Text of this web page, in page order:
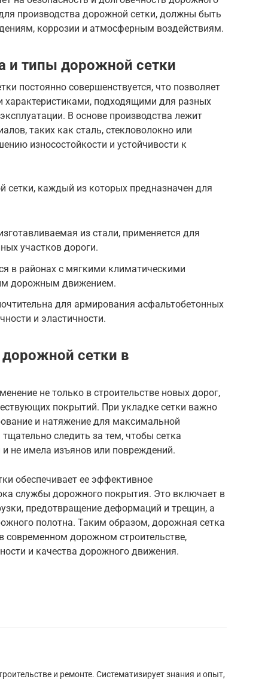
производства дорожной сетки, должны быть
коррозии и атмосферным воздействиям.
и типы дорожной сетки
постоянно совершенствуется, что позволяет
подходящими для разных
В основе производства лежит
таких как сталь, стекловолокно или
износостойкости и устойчивости к
каждый из которых предназначен для
из стали, применяется для
участков дороги.
в районах с мягкими климатическими
дорожным движением.
для армирования асфальтобетонных
и эластичности.
сетки в
не только в строительстве новых дорог,
покрытий. При укладке сетки важно
и натяжение для максимальной
следить за тем, чтобы сетка
не имела изъянов или повреждений.
обеспечивает ее эффективное
службы дорожного покрытия. Это включает в
предотвращение деформаций и трещин, а
полотна. Таким образом, дорожная сетка
дорожном строительстве,
и качества дорожного движения.
и ремонте. Систематизирует знания и опыт,